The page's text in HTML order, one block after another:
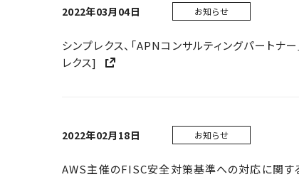
2022年03月04日 お知らせ
シンプレクス、「APNコンサルティングパートナ
レクス]
2022年02月18日 お知らせ
AWS主催のFISC安全対策基準への対応に関す